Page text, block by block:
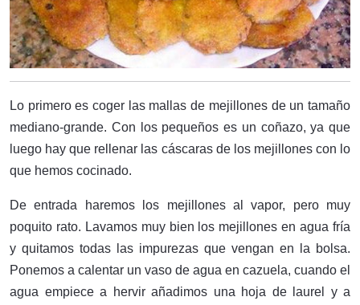
Lo primero es coger las mallas de mejillones de un tamaño
mediano-grande. Con los pequeños es un coñazo, ya que
luego hay que rellenar las cáscaras de los mejillones con lo
que hemos cocinado.
De entrada haremos los mejillones al vapor, pero muy
poquito rato. Lavamos muy bien los mejillones en agua fría
y quitamos todas las impurezas que vengan en la bolsa.
Ponemos a calentar un vaso de agua en cazuela, cuando el
agua empiece a hervir añadimos una hoja de laurel y a